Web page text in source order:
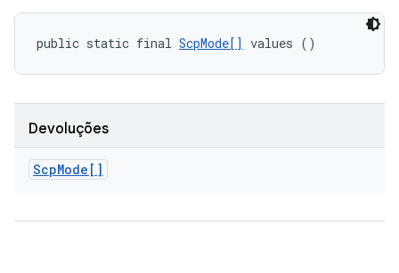
public static final ScpMode[] values ()
Devoluções
ScpMode[]